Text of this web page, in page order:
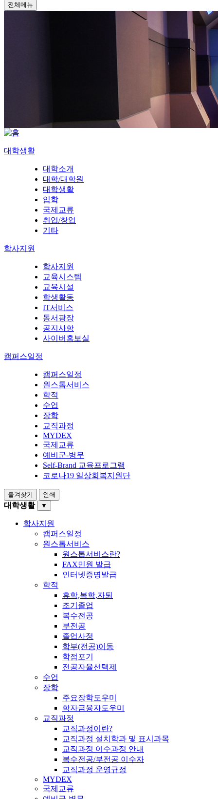
전체메뉴
대학생활
대학소개
대학/대학원
대학생활
입학
국제교류
취업/창업
기타
학사지원
학사지원
교육시스템
교육시설
학생활동
IT서비스
동서광장
공지사항
사이버홍보실
캠퍼스일정
캠퍼스일정
원스톱서비스
학적
수업
장학
교직과정
MYDEX
국제교류
예비군-병무
Self-Brand 교육프로그램
코로나19 일상회복지원단
즐겨찾기 인쇄
대학생활 ▼
학사지원
캠퍼스일정
원스톱서비스
원스톱서비스란?
FAX민원 발급
인터넷증명발급
학적
휴학,복학,자퇴
조기졸업
복수전공
부전공
졸업사정
학부(전공)이동
학점포기
전공자율선택제
수업
장학
주요장학도우미
학자금융자도우미
교직과정
교직과정이란?
교직과정 설치학과 및 표시과목
교직과정 이수과정 안내
복수전공/부전공 이수자
교직과정 운영규정
MYDEX
국제교류